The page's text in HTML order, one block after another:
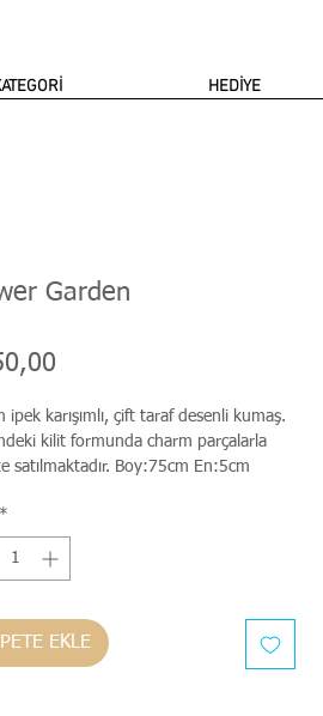
HEDİYE
Garden
ipek karışımlı, çift taraf desenli kumaş.
kilit formunda charm parçalarla
satılmaktadır. Boy:75cm En:5cm
*
EKLE